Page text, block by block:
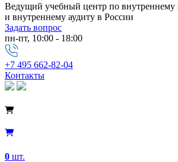
Ведущий учебный центр по внутреннему
и внутреннему аудиту в России
Задать вопрос
пн-пт, 10:00 - 18:00
+7 495 662-82-04
Контакты
0 шт.